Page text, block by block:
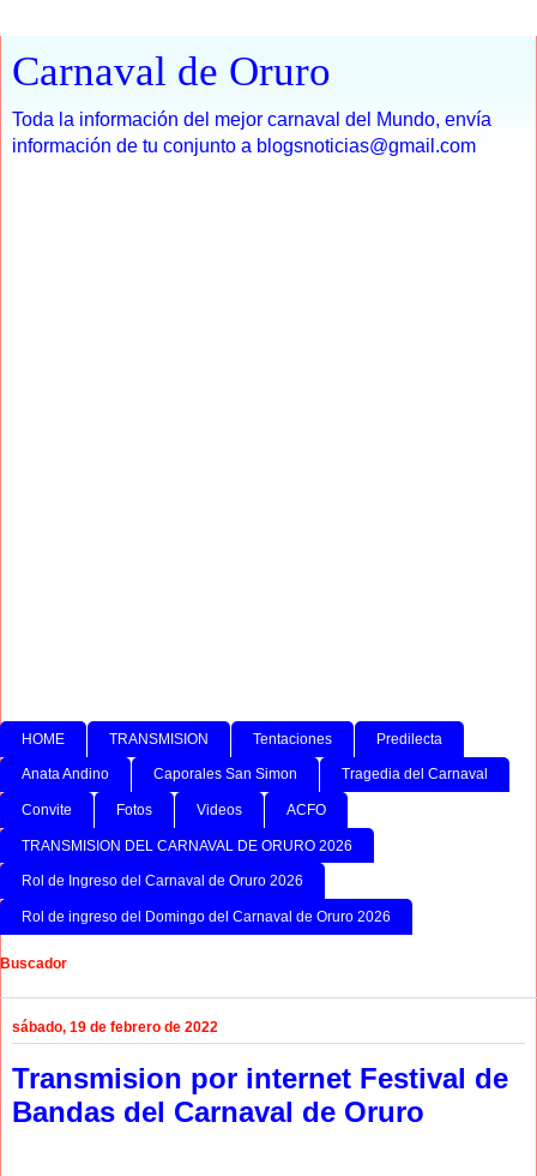
Carnaval de Oruro
Toda la información del mejor carnaval del Mundo, envía
información de tu conjunto a blogsnoticias@gmail.com
HOME TRANSMISION Tentaciones Predilecta
Anata Andino Caporales San Simon Tragedia del Carnaval
Convite Fotos Videos ACFO
TRANSMISION DEL CARNAVAL DE ORURO 2026
Rol de Ingreso del Carnaval de Oruro 2026
Rol de ingreso del Domingo del Carnaval de Oruro 2026
Buscador
sábado, 19 de febrero de 2022
Transmision por internet Festival de
Bandas del Carnaval de Oruro